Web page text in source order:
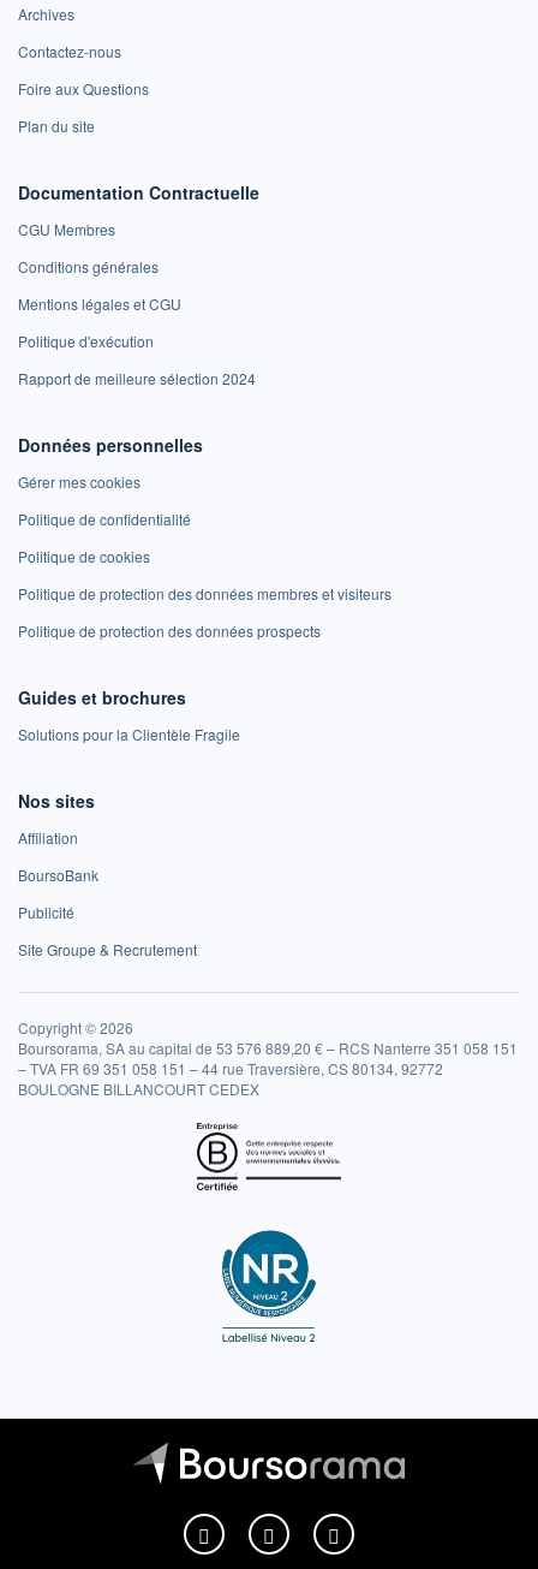
Archives
Contactez-nous
Foire aux Questions
Plan du site
Documentation Contractuelle
CGU Membres
Conditions générales
Mentions légales et CGU
Politique d'exécution
Rapport de meilleure sélection 2024
Données personnelles
Gérer mes cookies
Politique de confidentialité
Politique de cookies
Politique de protection des données membres et visiteurs
Politique de protection des données prospects
Guides et brochures
Solutions pour la Clientèle Fragile
Nos sites
Affiliation
BoursoBank
Publicité
Site Groupe & Recrutement
Copyright © 2026
Boursorama, SA au capital de 53 576 889,20 € – RCS Nanterre 351 058 151
– TVA FR 69 351 058 151 – 44 rue Traversière, CS 80134, 92772
BOULOGNE BILLANCOURT CEDEX
Boursorama sur Facebook
Boursorama sur XBoursorama sur